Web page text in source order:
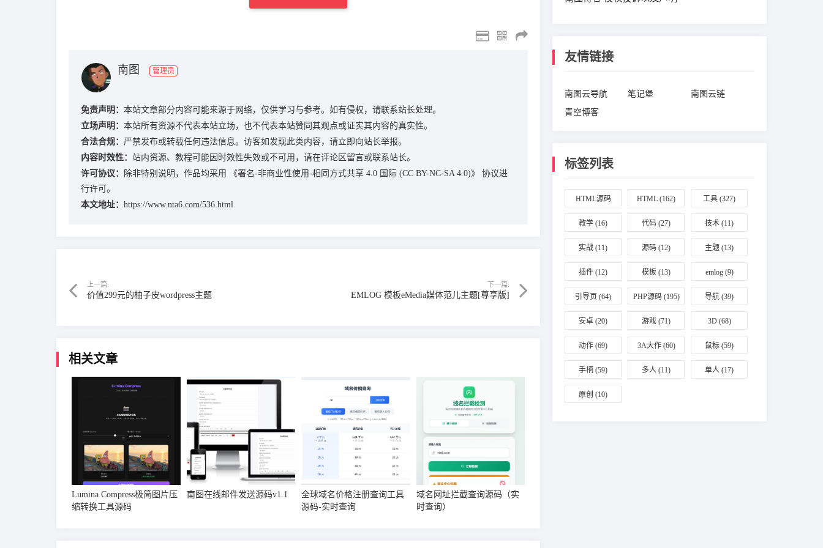
南图 管理员
免责声明： 本站文章部分内容可能来源于网络，仅供学习与参考。如有侵权，请联系站长处理。
立场声明： 本站所有资源不代表本站立场，也不代表本站赞同其观点或证实其内容的真实性。
合法合规： 严禁发布或转载任何违法信息。访客如发现此类内容，请立即向站长举报。
内容时效性： 站内资源、教程可能因时效性失效或不可用，请在评论区留言或联系站长。
许可协议：
除非特别说明，作品均采用 《署名-非商业性使用-相同方式共享 4.0 国际 (CC BY-NC-SA 4.0)》
协议进
行许可。
本文地址： https://www.nta6.com/536.html
上一篇:
价值299元的柚子皮wordpress主题
下一篇:
EMLOG 模板eMedia媒体范儿主题[尊享版]
相关文章
Lumina Compress极简图片压
缩转换工具源码
南图在线邮件发送源码v1.1
全球域名价格注册查询工具
源码-实时查询
域名网址拦截查询源码（实
时查询）
友情链接
南图云导航 笔记堡
南图云链
青空博客
标签列表
HTML源码
(164)
HTML (162) 工具 (327)
教学 (16) 代码 (27) 技术 (11)
实战 (11) 源码 (12) 主题 (13)
插件 (12) 模板 (13) emlog(9)
引导页 (64) PHP源码(195) 导航 (39)
安卓 (20) 游戏 (71) 3D(68)
动作 (69) 3A大作(60) 鼠标 (59)
手柄 (59) 多人 (11) 单人 (17)
原创 (10)